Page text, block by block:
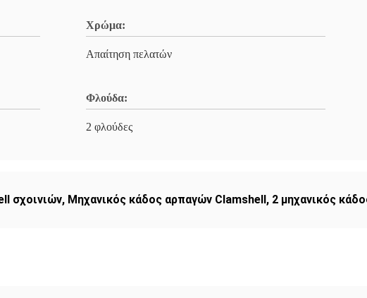
Χρώμα:
Απαίτηση πελατών
Φλούδα:
2 φλούδες
σχοινιών, Μηχανικός κάδος αρπαγών Clamshell, 2 μηχανικός